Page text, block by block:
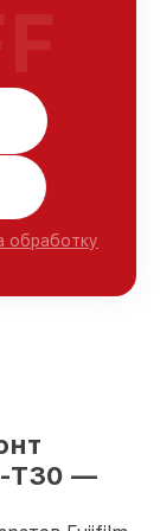
обработку
T30 —